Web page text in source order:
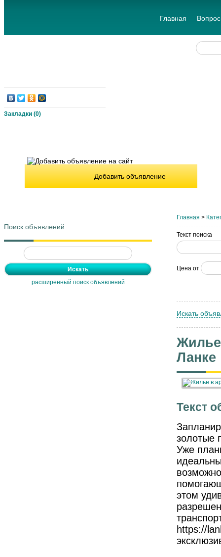
Главная
Закладки (0)
Добавить объявление
Поиск объявлений
расширенный поиск объявлений
Главная >
Текст поиска
Цена от
Искать
Ланке
Текст
золотые
Уже
этом
https://